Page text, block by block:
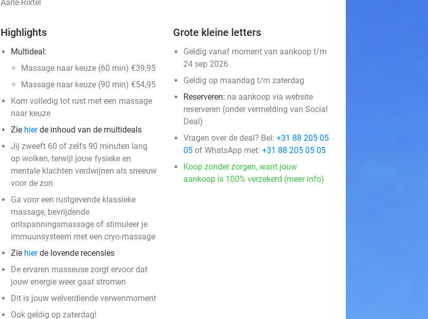
Aarle-Rixtel
Highlights
Multideal:
Massage naar keuze (60 min) €39,95
Massage naar keuze (90 min) €54,95
Kom volledig tot rust met een massage
naar keuze
Zie hierde inhoud van de multideals
Jij zweeft 60 of zelfs 90 minuten lang
op wolken, terwijl jouw fysieke en
mentale klachten verdwijnen als sneeuw
voor de zon
Ga voor een rustgevende klassieke
massage, bevrijdende
ontspanningsmassage of stimuleer je
immuunsysteem met een cryo-massage
Zie hierde lovende recensies
De ervaren masseuse zorgt ervoor dat
jouw energie weer gaat stromen
Dit is jouw welverdiende verwenmoment
Ook geldig op zaterdag!
Grote kleine letters
Geldig vanaf moment van aankoop t/m
24 sep 2026
Geldig op maandag t/m zaterdag
Reserveren: na aankoop via website
reserveren (onder vermelding van Social
Deal)
Vragen over de deal? Bel: +31 88 205 05
05 of WhatsApp met: +31 88 205 05 05
Koop zonder zorgen, want jouw
aankoop is 100% verzekerd (meer info)